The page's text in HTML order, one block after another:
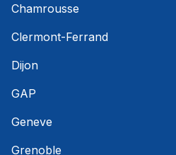
Chamrousse
Clermont-Ferrand
Dijon
GAP
Geneve
Grenoble